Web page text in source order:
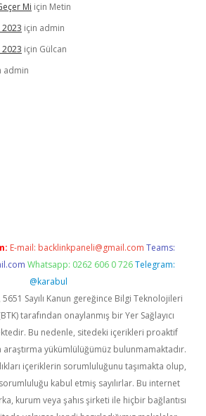
Mi için Metin
2023 için admin
2023 için Gülcan
admin
E-mail: backlinkpaneli@gmail.com Teams:
Whatsapp: 0262 606 0 726 Telegram:
@karabul
5651 Sayılı Kanun gereğince Bilgi Teknolojileri
tarafından onaylanmış bir Yer Sağlayıcı
Bu nedenle, sitedeki içerikleri proaktif
yükümlülüğümüz bulunmamaktadır.
içeriklerin sorumluluğunu taşımakta olup,
kabul etmiş sayılırlar. Bu internet
kurum veya şahıs şirketi ile hiçbir bağlantısı